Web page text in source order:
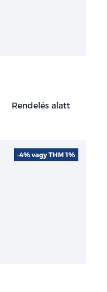
Rendelés alatt
-4% vagy THM 1%